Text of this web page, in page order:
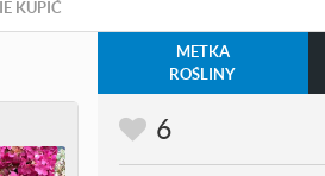
KUPIĆ
METKA
ROŚLINY
6